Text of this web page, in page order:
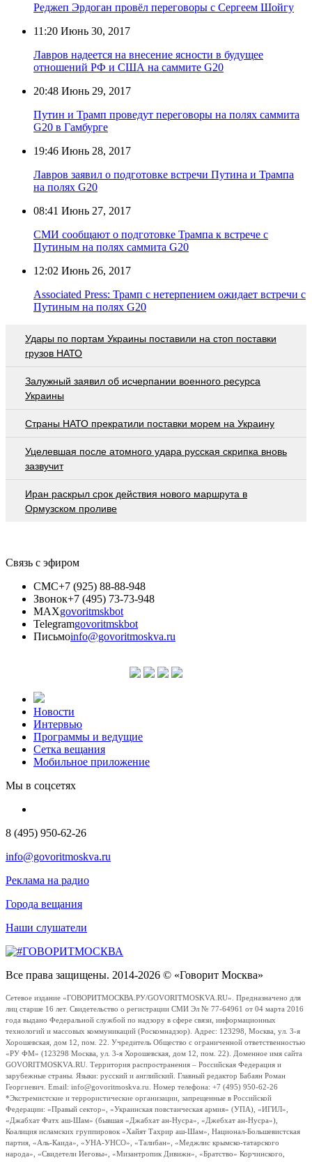
Реджеп Эрдоган провёл переговоры с Сергеем Шойгу
11:20 Июнь 30, 2017
Лавров надеется на внесение ясности в будущее
отношений РФ и США на саммите G20
20:48 Июнь 29, 2017
Путин и Трамп проведут переговоры на полях саммита
G20 в Гамбурге
19:46 Июнь 28, 2017
Лавров заявил о подготовке встречи Путина и Трампа
на полях G20
08:41 Июнь 27, 2017
СМИ сообщают о подготовке Трампа к встрече с
Путиным на полях саммита G20
12:02 Июнь 26, 2017
Associated Press: Трамп с нетерпением ожидает встречи с
Путиным на полях G20
Удары по портам Украины поставили на стоп поставки
грузов НАТО
Залужный заявил об исчерпании военного ресурса
Украины
Страны НАТО прекратили поставки морем на Украину
Уцелевшая после атомного удара русская скрипка вновь
зазвучит
Иран раскрыл срок действия нового маршрута в
Ормузском проливе
Связь с эфиром
СМС+7 (925) 88-88-948
Звонок+7 (495) 73-73-948
MAXgovoritmskbot
Telegramgovoritmskbot
Письмоinfo@govoritmoskva.ru
Новости
Интервью
Программы и ведущие
Сетка вещания
Мобильное приложение
Мы в соцсетях
8 (495) 950-62-26
info@govoritmoskva.ru
Реклама на радио
Города вещания
Наши слушатели
Все права защищены. 2014-2026 © «Говорит Москва»
Сетевое издание «ГОВОРИТМОСКВА.РУ/GOVORITMOSKVA.RU». Предназначено для
лиц старше 16 лет. Свидетельство о регистрации СМИ Эл № 77-64961 от 04 марта 2016
года выдано Федеральной службой по надзору в сфере связи, информационных
технологий и массовых коммуникаций (Роскомнадзор). Адрес: 123298, Москва, ул. 3-я
Хорошевская, дом 12, пом. 22. Учредитель Общество с ограниченной ответственностью
«РУ ФМ» (123298 Москва, ул. 3-я Хорошевская, дом 12, пом. 22). Доменное имя сайта
GOVORITMOSKVA.RU. Территория распространения – Российская Федерация и
зарубежные страны. Языки: русский и английский. Главный редактор Бабаян Роман
Георгиевич. Email: info@govoritmoskva.ru. Номер телефона: +7 (495) 950-62-26
*Экстремистские и террористические организации, запрещенные в Российской
Федерации: «Правый сектор», «Украинская повстанческая армия» (УПА), «ИГИЛ»,
«Джабхат Фатх аш-Шам» (бывшая «Джабхат ан-Нусра», «Джебхат ан-Нусра»),
Коалиция исламских группировок «Хайят Тахрир аш-Шам», Национал-Большевистская
партия, «Аль-Каида», «УНА-УНСО», «Талибан», «Меджлис крымско-татарского
народа», «Свидетели Иеговы», «Мизантропик Дивижн», «Братство» Корчинского,